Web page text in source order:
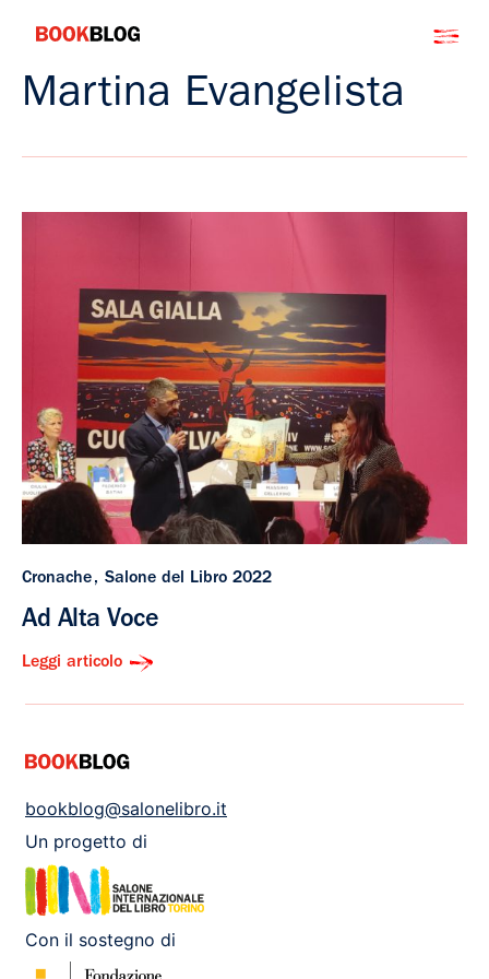
contenuto
Bookblog
Martina Evangelista
Cronache Salone del Libro 2022
Ad Alta Voce
Leggi articolo
bookblog@salonelibro.it
Un progetto di
Con il sostegno di